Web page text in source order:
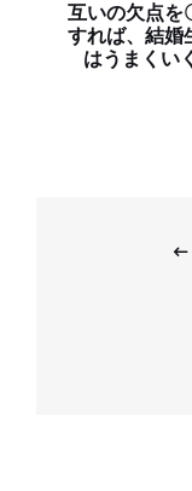
互いの欠点を
すれば、結婚
はうまくい